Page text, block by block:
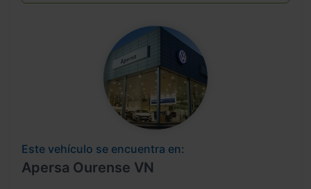
Este vehículo se encuentra en:
Apersa Ourense VN